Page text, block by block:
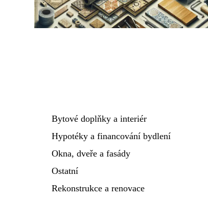
Bytové doplňky a interiér
Hypotéky a financování bydlení
Okna, dveře a fasády
Ostatní
Rekonstrukce a renovace